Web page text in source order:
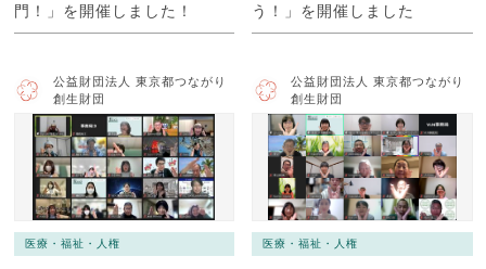
門！」を開催しました！
う！」を開催しました
公益財団法人 東京都つながり
創生財団
医療・福祉・人権
公益財団法人 東京都つながり
創生財団
医療・福祉・人権